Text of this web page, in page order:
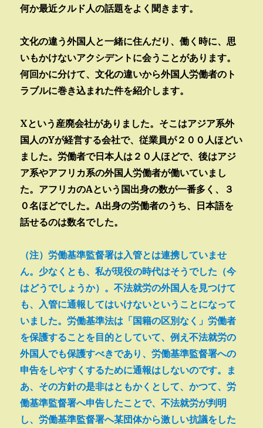
何か最近クルド人の話題をよく聞きます。
文化の違う外国人と一緒に住んだり、働く時に、思
いもかけないアクシデントに会うことがあります。
何回かに分けて、文化の違いから外国人労働者のト
ラブルに巻き込まれた件を紹介します。
Xという産廃会社がありました。そこはアジア系外
国人のYが経営する会社で、従業員が２００人ほどい
ました。労働者で日本人は２０人ほどで、後はアジ
ア系やアフリカ系の外国人労働者が働いていまし
た。アフリカのAという国出身の数が一番多く、３
０名ほどでした。A出身の労働者のうち、日本語を
話せるのは数名でした。
（注）労働基準監督署は入管とは連携していませ
ん。少なくとも、私が現役の時代はそうでした（今
はどうでしょうか）。不法就労の外国人を見つけて
も、入管に通報してはいけないということになって
いました。労働基準法は「国籍の区別なく」労働者
を保護することを目的としていて、例え不法就労の
外国人でも保護すべきであり、労働基準監督署への
申告をしやすくするために通報はしないのです。ま
あ、その方針の是非はともかくとして、かつて、労
働基準監督署へ申告したことで、不法就労が判明
し、労働基準監督署へ某団体から激しい抗議をした